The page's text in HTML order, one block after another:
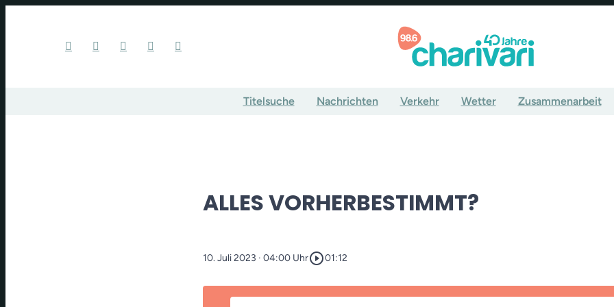
Titelsuche Nachrichten Verkehr Wetter Zusammenarbeit
ALLES VORHERBESTIMMT?
10. Juli 2023 · 04:00 Uhrplay_circle_outline01:12